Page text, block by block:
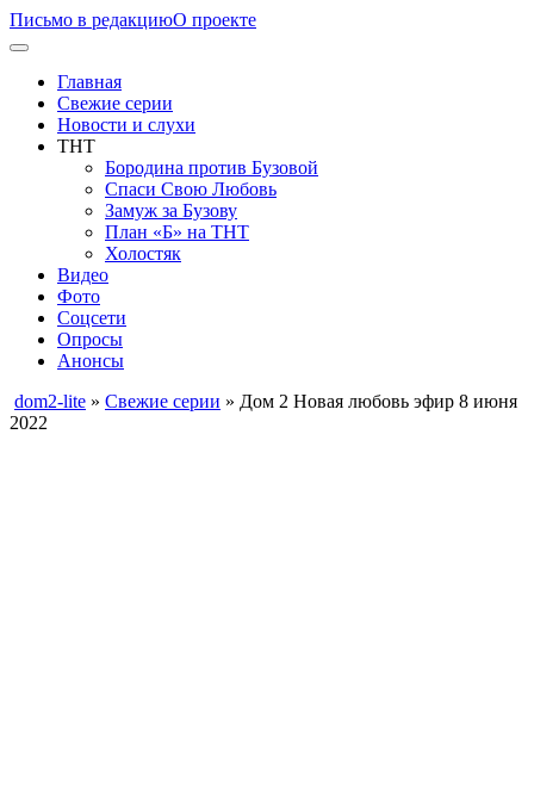
Письмо в редакциюО проекте
Главная
Свежие серии
Новости и слухи
ТНТ
Бородина против Бузовой
Спаси Свою Любовь
Замуж за Бузову
План «Б» на ТНТ
Холостяк
Видео
Фото
Соцсети
Опросы
Анонсы
dom2-lite » Свежие серии » Дом 2 Новая любовь эфир 8 июня
2022